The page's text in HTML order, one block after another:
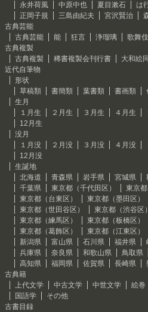
永井荷風
中原中也 夏目漱石 は
正岡子規
三島由紀夫 宮沢賢治
古典芸能
古典芸能
能 狂言 浄瑠璃
歌舞伎
古典複製
古典複製
稀書複製会刊行書 大和絵
近代自筆物
形状
草稿類
書簡類 葉書類 書画類
生月
１月生
２月生 ３月生 ４月生
12月生
没月
１月没
２月没 ３月没 ４月没
12月没
生誕地
北海道
青森県 岩手県 宮城県
千葉県
東京都（千代田区） 東京都
東京都（台東区）
東京都（墨田区）
東京都（世田谷区）
東京都（渋谷区）
東京都（練馬区）
東京都（板橋区）
東京都（葛飾区）
東京都（江東区）
新潟県
富山県 石川県 福井県
兵庫県
奈良県 和歌山県 鳥取県
高知県
福岡県 佐賀県 長崎県
古典籍
上代文学
中古文学 中世文学 絵巻
国語学
その他
古書目録